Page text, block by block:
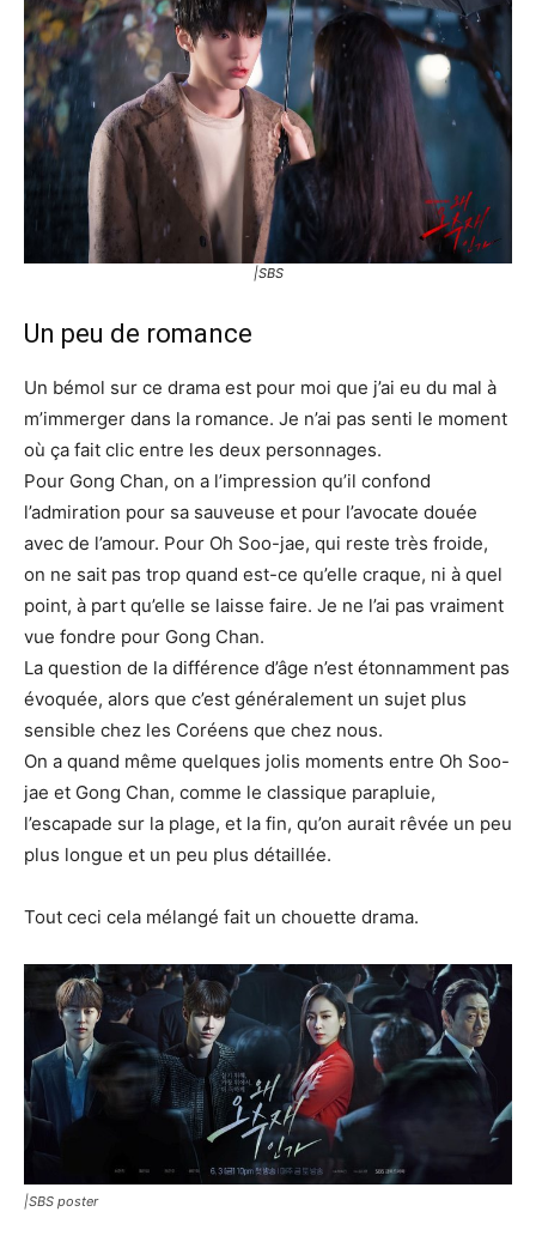
|SBS
Un peu de romance
Un bémol sur ce drama est pour moi que j’ai eu du mal à
m’immerger dans la romance. Je n’ai pas senti le moment
où ça fait clic entre les deux personnages.
Pour Gong Chan, on a l’impression qu’il confond
l’admiration pour sa sauveuse et pour l’avocate douée
avec de l’amour. Pour Oh Soo-jae, qui reste très froide,
on ne sait pas trop quand est-ce qu’elle craque, ni à quel
point, à part qu’elle se laisse faire. Je ne l’ai pas vraiment
vue fondre pour Gong Chan.
La question de la différence d’âge n’est étonnamment pas
évoquée, alors que c’est généralement un sujet plus
sensible chez les Coréens que chez nous.
On a quand même quelques jolis moments entre Oh Soo-
jae et Gong Chan, comme le classique parapluie,
l’escapade sur la plage, et la fin, qu’on aurait rêvée un peu
plus longue et un peu plus détaillée.
Tout ceci cela mélangé fait un chouette drama.
|SBS poster